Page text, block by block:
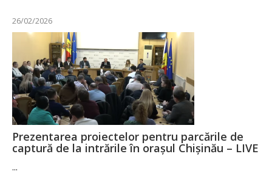
26/02/2026
Prezentarea proiectelor pentru parcările de
captură de la intrările în orașul Chişinău – LIVE
...